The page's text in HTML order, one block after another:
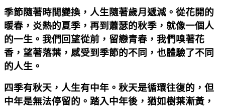
季節隨著時間變換，人生隨著歲月遞減。從花開的
暖春，炎熱的夏季，再到蕭瑟的秋季，就像一個人
的一生。我們回望從前，留戀青春，我們嗅著花
香，望著落葉，感受到季節的不同，也體驗了不同
的人生。
四季有秋天，人生有中年。秋天是循環往復的，但
中年是無法停留的。踏入中年後，猶如樹葉漸黃，